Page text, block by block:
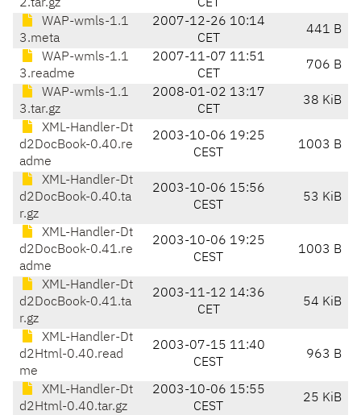
2.tar.gz
CET
WAP-wmls-1.1
3.meta
2007-12-26 10:14
CET
441 B
WAP-wmls-1.1
3.readme
2007-11-07 11:51
CET
706 B
WAP-wmls-1.1
3.tar.gz
2008-01-02 13:17
CET
38 KiB
XML-Handler-Dt
d2DocBook-0.40.re
adme
2003-10-06 19:25
CEST
1003 B
XML-Handler-Dt
d2DocBook-0.40.ta
r.gz
2003-10-06 15:56
CEST
53 KiB
XML-Handler-Dt
d2DocBook-0.41.re
adme
2003-10-06 19:25
CEST
1003 B
XML-Handler-Dt
d2DocBook-0.41.ta
r.gz
2003-11-12 14:36
CET
54 KiB
XML-Handler-Dt
d2Html-0.40.read
me
2003-07-15 11:40
CEST
963 B
XML-Handler-Dt
d2Html-0.40.tar.gz
2003-10-06 15:55
CEST
25 KiB